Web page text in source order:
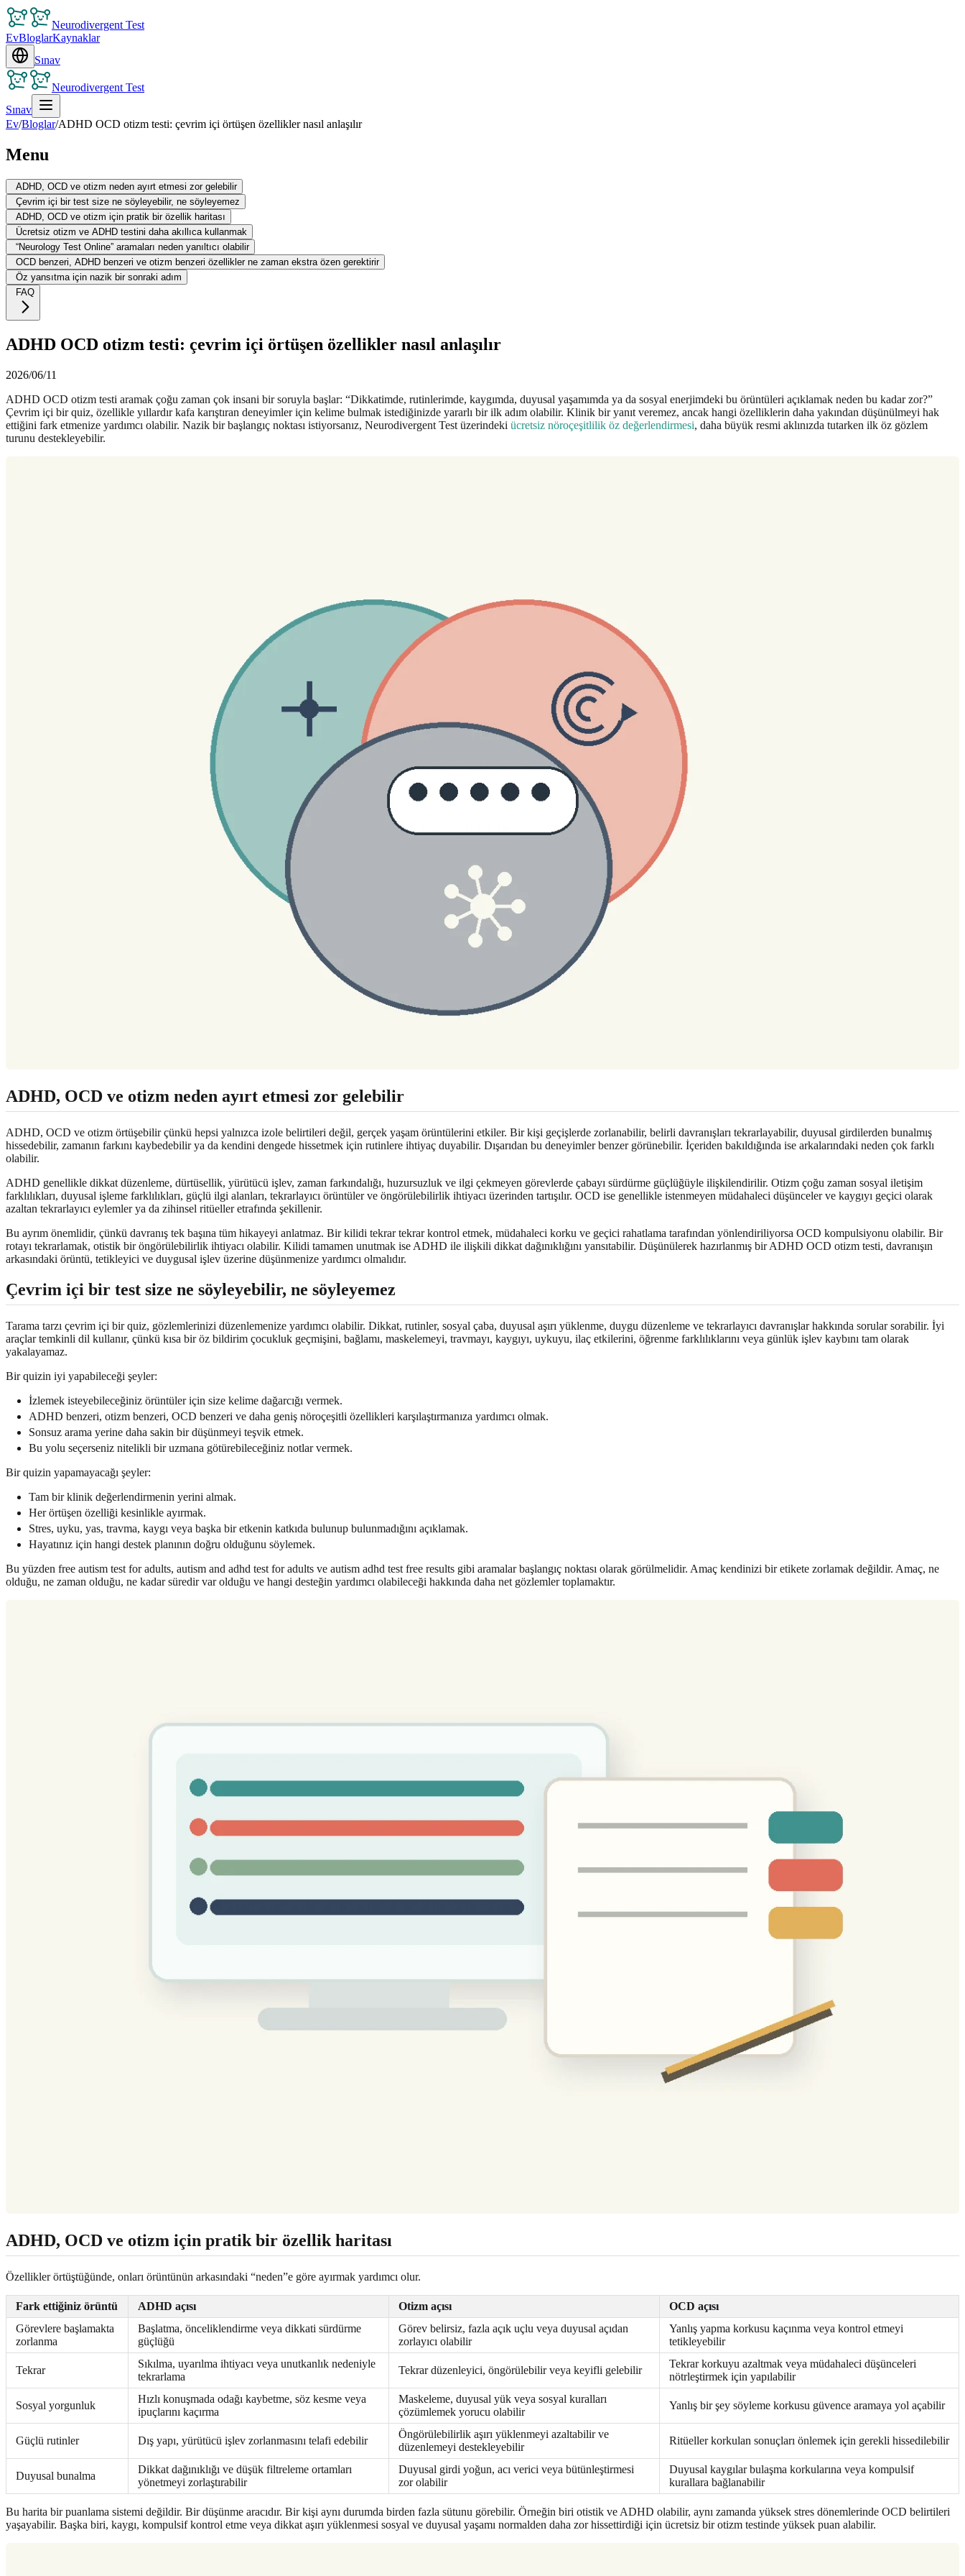
Neurodivergent Test
EvBloglarKaynaklar
Sınav
Neurodivergent Test
Sınav
Ev/Bloglar/ADHD OCD otizm testi: çevrim içi örtüşen özellikler nasıl anlaşılır
Menu
ADHD, OCD ve otizm neden ayırt etmesi zor gelebilir
Çevrim içi bir test size ne söyleyebilir, ne söyleyemez
ADHD, OCD ve otizm için pratik bir özellik haritası
Ücretsiz otizm ve ADHD testini daha akıllıca kullanmak
“Neurology Test Online” aramaları neden yanıltıcı olabilir
OCD benzeri, ADHD benzeri ve otizm benzeri özellikler ne zaman ekstra özen gerektirir
Öz yansıtma için nazik bir sonraki adım
FAQ
ADHD OCD otizm testi: çevrim içi örtüşen özellikler nasıl anlaşılır
2026/06/11
ADHD OCD otizm testi aramak çoğu zaman çok insani bir soruyla başlar: “Dikkatimde, rutinlerimde, kaygımda, duyusal yaşamımda ya da sosyal enerjimdeki bu örüntüleri açıklamak neden bu kadar zor?”
Çevrim içi bir quiz, özellikle yıllardır kafa karıştıran deneyimler için kelime bulmak istediğinizde yararlı bir ilk adım olabilir. Klinik bir yanıt veremez, ancak hangi özelliklerin daha yakından düşünülmeyi hak
ettiğini fark etmenize yardımcı olabilir. Nazik bir başlangıç noktası istiyorsanız, Neurodivergent Test üzerindeki ücretsiz nöroçeşitlilik öz değerlendirmesi, daha büyük resmi aklınızda tutarken ilk öz gözlem
turunu destekleyebilir.
ADHD, OCD ve otizm neden ayırt etmesi zor gelebilir
ADHD, OCD ve otizm örtüşebilir çünkü hepsi yalnızca izole belirtileri değil, gerçek yaşam örüntülerini etkiler. Bir kişi geçişlerde zorlanabilir, belirli davranışları tekrarlayabilir, duyusal girdilerden bunalmış
hissedebilir, zamanın farkını kaybedebilir ya da kendini dengede hissetmek için rutinlere ihtiyaç duyabilir. Dışarıdan bu deneyimler benzer görünebilir. İçeriden bakıldığında ise arkalarındaki neden çok farklı
olabilir.
ADHD genellikle dikkat düzenleme, dürtüsellik, yürütücü işlev, zaman farkındalığı, huzursuzluk ve ilgi çekmeyen görevlerde çabayı sürdürme güçlüğüyle ilişkilendirilir. Otizm çoğu zaman sosyal iletişim
farklılıkları, duyusal işleme farklılıkları, güçlü ilgi alanları, tekrarlayıcı örüntüler ve öngörülebilirlik ihtiyacı üzerinden tartışılır. OCD ise genellikle istenmeyen müdahaleci düşünceler ve kaygıyı geçici olarak
azaltan tekrarlayıcı eylemler ya da zihinsel ritüeller etrafında şekillenir.
Bu ayrım önemlidir, çünkü davranış tek başına tüm hikayeyi anlatmaz. Bir kilidi tekrar tekrar kontrol etmek, müdahaleci korku ve geçici rahatlama tarafından yönlendiriliyorsa OCD kompulsiyonu olabilir. Bir
rotayı tekrarlamak, otistik bir öngörülebilirlik ihtiyacı olabilir. Kilidi tamamen unutmak ise ADHD ile ilişkili dikkat dağınıklığını yansıtabilir. Düşünülerek hazırlanmış bir ADHD OCD otizm testi, davranışın
arkasındaki örüntü, tetikleyici ve duygusal işlev üzerine düşünmenize yardımcı olmalıdır.
Çevrim içi bir test size ne söyleyebilir, ne söyleyemez
Tarama tarzı çevrim içi bir quiz, gözlemlerinizi düzenlemenize yardımcı olabilir. Dikkat, rutinler, sosyal çaba, duyusal aşırı yüklenme, duygu düzenleme ve tekrarlayıcı davranışlar hakkında sorular sorabilir. İyi
araçlar temkinli dil kullanır, çünkü kısa bir öz bildirim çocukluk geçmişini, bağlamı, maskelemeyi, travmayı, kaygıyı, uykuyu, ilaç etkilerini, öğrenme farklılıklarını veya günlük işlev kaybını tam olarak
yakalayamaz.
Bir quizin iyi yapabileceği şeyler:
İzlemek isteyebileceğiniz örüntüler için size kelime dağarcığı vermek.
ADHD benzeri, otizm benzeri, OCD benzeri ve daha geniş nöroçeşitli özellikleri karşılaştırmanıza yardımcı olmak.
Sonsuz arama yerine daha sakin bir düşünmeyi teşvik etmek.
Bu yolu seçerseniz nitelikli bir uzmana götürebileceğiniz notlar vermek.
Bir quizin yapamayacağı şeyler:
Tam bir klinik değerlendirmenin yerini almak.
Her örtüşen özelliği kesinlikle ayırmak.
Stres, uyku, yas, travma, kaygı veya başka bir etkenin katkıda bulunup bulunmadığını açıklamak.
Hayatınız için hangi destek planının doğru olduğunu söylemek.
Bu yüzden free autism test for adults, autism and adhd test for adults ve autism adhd test free results gibi aramalar başlangıç noktası olarak görülmelidir. Amaç kendinizi bir etikete zorlamak değildir. Amaç, ne
olduğu, ne zaman olduğu, ne kadar süredir var olduğu ve hangi desteğin yardımcı olabileceği hakkında daha net gözlemler toplamaktır.
ADHD, OCD ve otizm için pratik bir özellik haritası
Özellikler örtüştüğünde, onları örüntünün arkasındaki “neden”e göre ayırmak yardımcı olur.
Fark ettiğiniz örüntü ADHD açısı Otizm açısı
OCD açısı
Görevlere başlamakta
zorlanma
Başlatma, önceliklendirme veya dikkati sürdürme
güçlüğü
Görev belirsiz, fazla açık uçlu veya duyusal açıdan
zorlayıcı olabilir
Yanlış yapma korkusu kaçınma veya kontrol etmeyi
tetikleyebilir
Tekrar
Sıkılma, uyarılma ihtiyacı veya unutkanlık nedeniyle
tekrarlama
Tekrar düzenleyici, öngörülebilir veya keyifli gelebilir
Tekrar korkuyu azaltmak veya müdahaleci düşünceleri
nötrleştirmek için yapılabilir
Sosyal yorgunluk
Hızlı konuşmada odağı kaybetme, söz kesme veya
ipuçlarını kaçırma
Maskeleme, duyusal yük veya sosyal kuralları
çözümlemek yorucu olabilir
Yanlış bir şey söyleme korkusu güvence aramaya yol açabilir
Güçlü rutinler Dış yapı, yürütücü işlev zorlanmasını telafi edebilir
Öngörülebilirlik aşırı yüklenmeyi azaltabilir ve
düzenlemeyi destekleyebilir
Ritüeller korkulan sonuçları önlemek için gerekli hissedilebilir
Duyusal bunalma
Dikkat dağınıklığı ve düşük filtreleme ortamları
yönetmeyi zorlaştırabilir
Duyusal girdi yoğun, acı verici veya bütünleştirmesi
zor olabilir
Duyusal kaygılar bulaşma korkularına veya kompulsif
kurallara bağlanabilir
Bu harita bir puanlama sistemi değildir. Bir düşünme aracıdır. Bir kişi aynı durumda birden fazla sütunu görebilir. Örneğin biri otistik ve ADHD olabilir, aynı zamanda yüksek stres dönemlerinde OCD belirtileri
yaşayabilir. Başka biri, kaygı, kompulsif kontrol etme veya dikkat aşırı yüklenmesi sosyal ve duyusal yaşamı normalden daha zor hissettirdiği için ücretsiz bir otizm testinde yüksek puan alabilir.